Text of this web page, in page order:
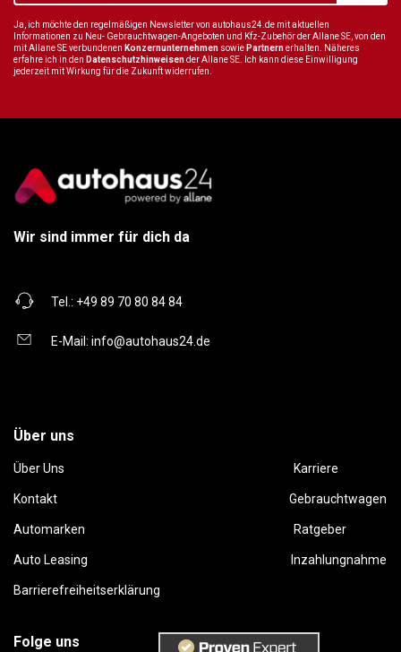
Ja, ich möchte den regelmäßigen Newsletter von autohaus24.de mit aktuellen
Informationen zu Neu- Gebrauchtwagen-Angeboten und Kfz-Zubehör der Allane SE, von den
mit Allane SE verbundenen Konzernunternehmen sowie Partnernerhalten. Näheres
erfahre ich in den Datenschutzhinweisender Allane SE. Ich kann diese Einwilligung
jederzeit mit Wirkung für die Zukunft widerrufen.
Wir sind immer für dich da
Tel.: +49 89 70 80 84 84
E-Mail: info@autohaus24.de
Über uns
Über Uns Karriere
Kontakt Gebrauchtwagen
Automarken Ratgeber
Auto Leasing Inzahlungnahme
Barrierefreiheitserklärung
Folge uns